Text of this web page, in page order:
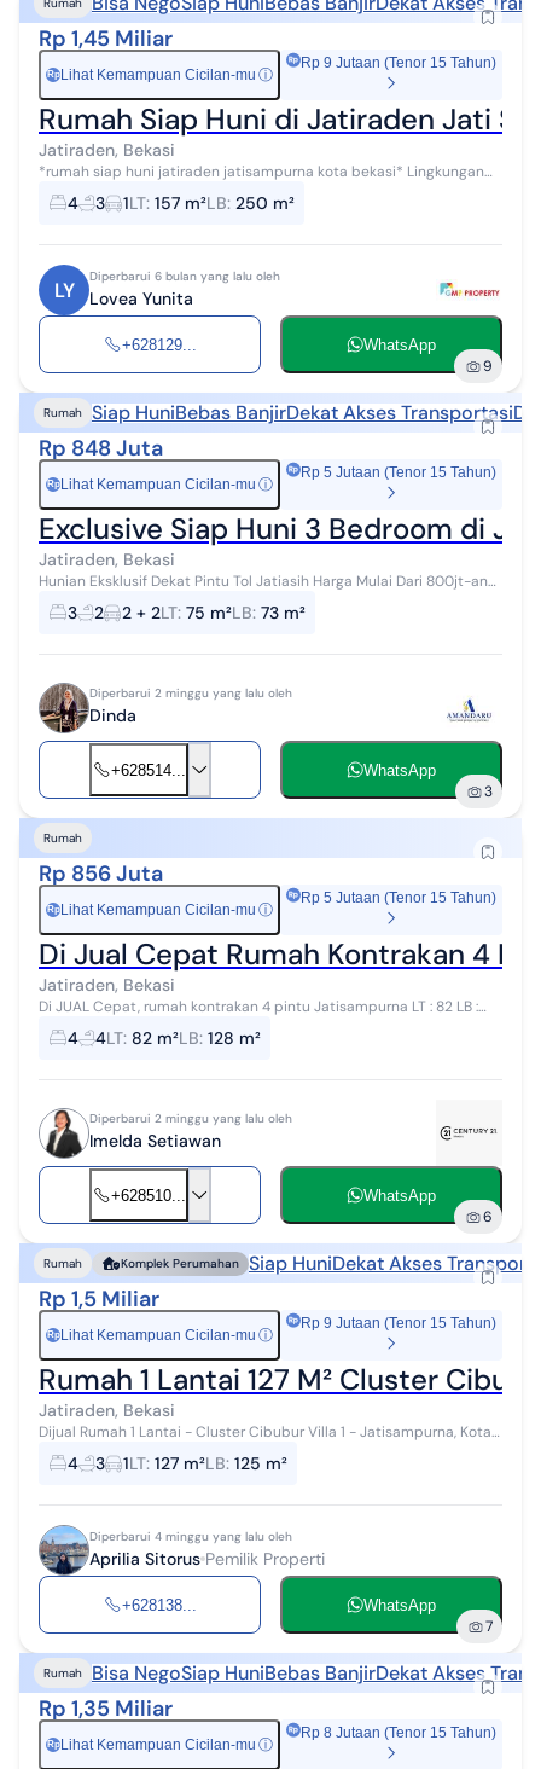
Rp 1,45 Miliar
Rp Lihat Kemampuan Cicilan-mu ⓘ
Rp 9 Jutaan (Tenor 15 Tahun)
Rumah Siap Huni di Jatiraden Jati
Jatiraden, Bekasi
*rumah siap huni jatiraden jatisampurna kota bekasi* Lingkungan
aman, nyaman, bebas banjir, akses 2 mobil, 50 meter 1 mobil 1 motor
spesifikasi :...
4 3 1LT: 157 m²LB: 250 m²
LY
Diperbarui 6 bulan yang lalu oleh
Lovea Yunita
+628129... WhatsApp
9
Rumah Siap HuniBebas BanjirDekat Akses Transportasi
Rp 848 Juta
Rp Lihat Kemampuan Cicilan-mu ⓘ
Rp 5 Jutaan (Tenor 15 Tahun)
Exclusive Siap Huni 3 Bedroom di
Jatiraden, Bekasi
Hunian Eksklusif Dekat Pintu Tol Jatiasih Harga Mulai Dari 800jt-an
Cicilan 5 Jutaan/bulan Promo Special :fire: Free Smart Door Lock :fire:
Free ...
3 2 2 + 2LT: 75 m²LB: 73 m²
Diperbarui 2 minggu yang lalu oleh
Dinda
+628514... WhatsApp
3
Rumah
Rp 856 Juta
Rp Lihat Kemampuan Cicilan-mu ⓘ
Rp 5 Jutaan (Tenor 15 Tahun)
Di Jual Cepat Rumah Kontrakan 4
Jatiraden, Bekasi
Di JUAL Cepat, rumah kontrakan 4 pintu Jatisampurna LT : 82 LB :
128 Jumlah kontrakan 4 pintu 2 daya Listrik : 1300 Watt Air :
Jetpump Harga : 8...
4 4LT: 82 m²LB: 128 m²
Diperbarui 2 minggu yang lalu oleh
Imelda Setiawan
+628510... WhatsApp
6
Rumah Komplek Perumahan Siap HuniDekat Akses
Rp 1,5 Miliar
Rp Lihat Kemampuan Cicilan-mu ⓘ
Rp 9 Jutaan (Tenor 15 Tahun)
Rumah 1 Lantai 127 M² Cluster
Jatiraden, Bekasi
Dijual Rumah 1 Lantai - Cluster Cibubur Villa 1 - Jatisampurna, Kota
Bekasi Hunian nyaman di dalam cluster dengan keamanan 24 jam
dan lingkungan ...
4 3 1LT: 127 m²LB: 125 m²
Diperbarui 4 minggu yang lalu oleh
Aprilia Sitorus Pemilik Properti
+628138... WhatsApp
7
Rumah Bisa NegoSiap HuniBebas BanjirDekat Akses
Rp 1,35 Miliar
Rp Lihat Kemampuan Cicilan-mu ⓘ
Rp 8 Jutaan (Tenor 15 Tahun)